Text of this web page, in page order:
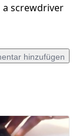
a screwdriver
hinzufügen